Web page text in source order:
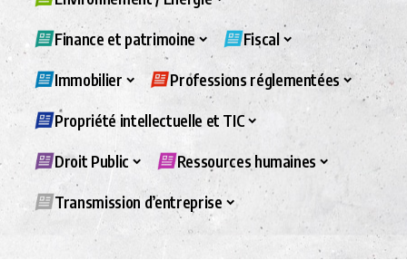
Finance et patrimoine Fiscal
Immobilier Professions réglementées
Propriété intellectuelle et TIC
Droit Public Ressources humaines
Transmission d’entreprise